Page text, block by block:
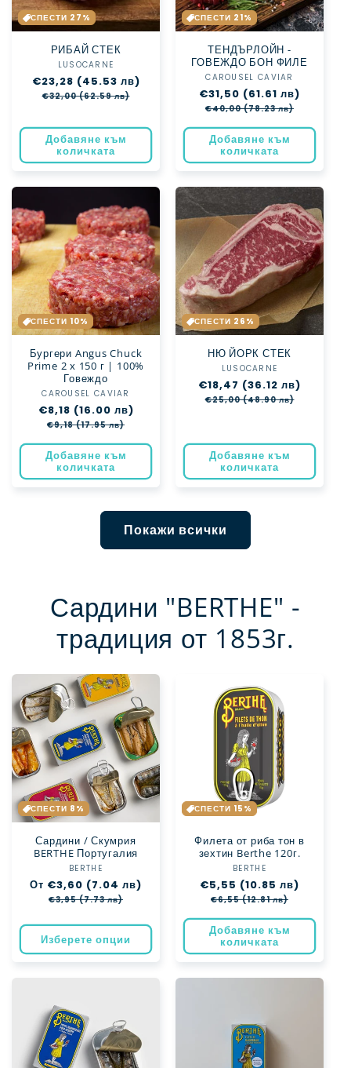
СПЕСТИ 27%
РИБАЙ СТЕК
Доставчик:
LUSOCARNE
Обичайна
цена
€23,28 (45.53 лв)
разпродажба
€32,00 (62.59 лв)
Добавяне към
количката
СПЕСТИ 21%
ТЕНДЪРЛОЙН -
ГОВЕЖДО БОН ФИЛЕ
Доставчик:
CAROUSEL CAVIAR
Обичайна
цена
€31,50 (61.61 лв)
€40,00 (78.23 лв)
Добавяне към
количката
СПЕСТИ 10%
Бургери Angus Chuck
Prime 2 x 150 г | 100%
Говеждо
Доставчик:
CAROUSEL CAVIAR
Обичайна
цена
€8,18 (16.00 лв)
€9,18 (17.95 лв)
Добавяне към
количката
СПЕСТИ 26%
НЮ ЙОРК СТЕК
Доставчик:
LUSOCARNE
Обичайна
цена
€18,47 (36.12 лв)
€25,00 (48.90 лв)
Добавяне към
количката
Покажи всички
Сардини "BERTHE" -
традиция от 1853г.
СПЕСТИ 8%
Сардини / Скумрия
BERTHE Португалия
Доставчик:
BERTHE
Обичайна
цена
От €3,60 (7.04 лв)
€3,95 (7.73 лв)
Изберете опции
СПЕСТИ 15%
Филета от риба тон в
зехтин Berthe 120г.
Доставчик:
BERTHE
Обичайна
цена
€5,55 (10.85 лв)
€6,55 (12.81 лв)
Добавяне към
количката